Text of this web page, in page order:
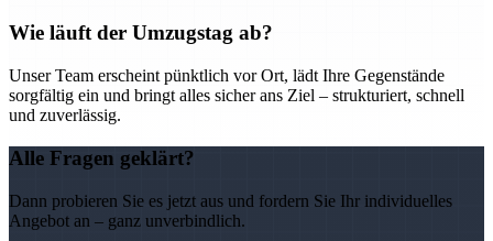
Wie läuft der Umzugstag ab?
Unser Team erscheint pünktlich vor Ort, lädt Ihre Gegenstände
sorgfältig ein und bringt alles sicher ans Ziel – strukturiert, schnell
und zuverlässig.
Alle Fragen geklärt?
Dann probieren Sie es jetzt aus und fordern Sie Ihr individuelles
Angebot an – ganz unverbindlich.